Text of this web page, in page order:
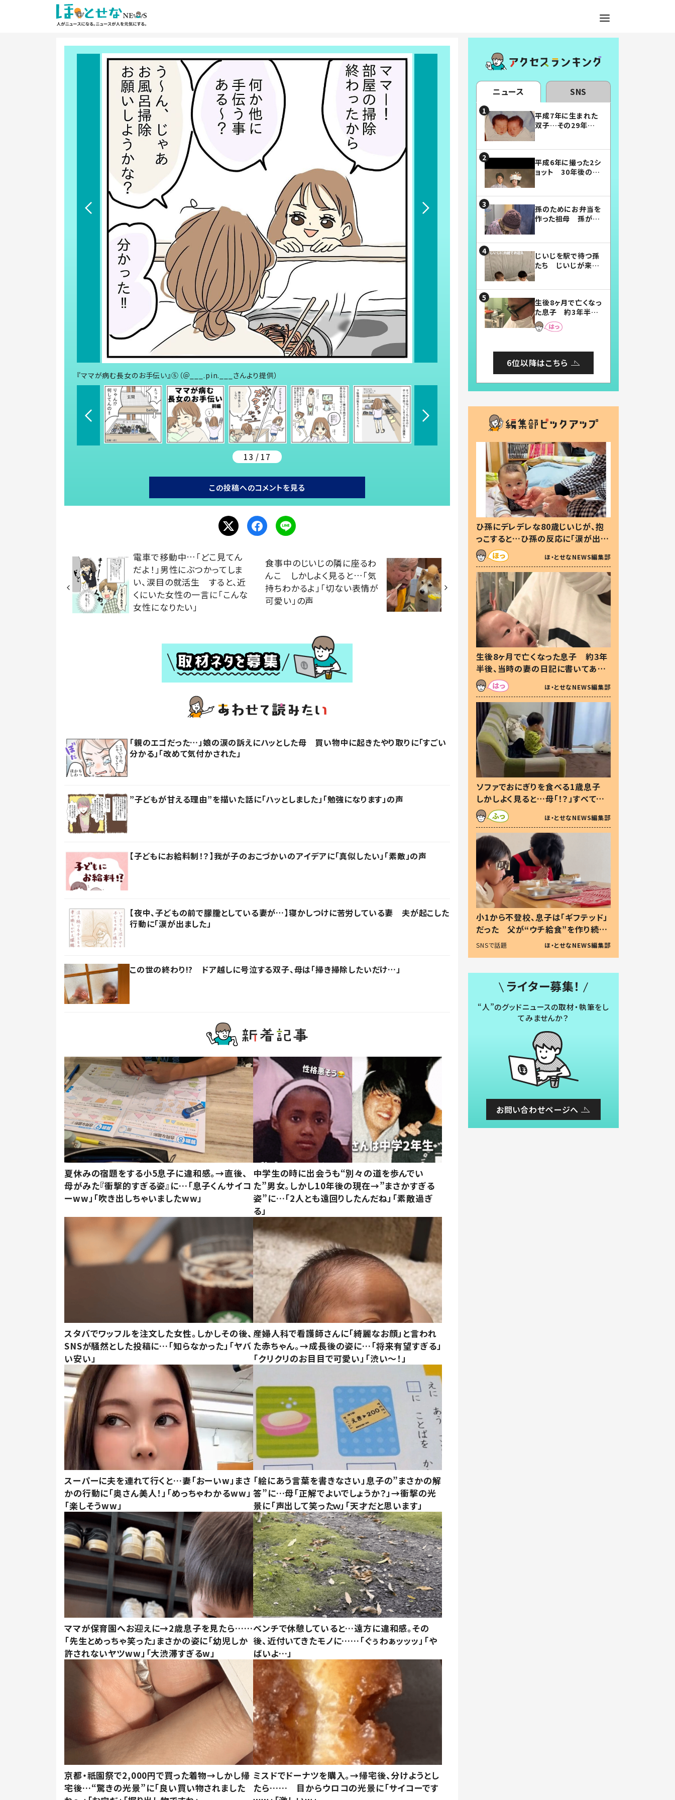
『ママが病む長女のお手伝い』⑤（＠___.pin.___さんより提供）
13 / 17
この投稿へのコメントを見る
電車で移動中…「どこ見てん
だよ！」男性にぶつかってしま
い、涙目の就活生 すると、近
くにいた女性の一言に「こんな
女性になりたい」
食事中のじいじの隣に座るわ
んこ しかしよく見ると…「気
持ちわかるよ」「切ない表情が
可愛い」の声
「親のエゴだった…」娘の涙の訴えにハッとした母 買い物中に起きたやり取りに「すごい
分かる」「改めて気付かされた」
”子どもが甘える理由”を描いた話に「ハッとしました」「勉強になります」の声
【子どもにお給料制！？】我が子のおこづかいのアイデアに「真似したい」「素敵」の声
【夜中、子どもの前で朦朧としている妻が…】寝かしつけに苦労している妻 夫が起こした
行動に「涙が出ました」
この世の終わり!? ドア越しに号泣する双子、母は「掃き掃除したいだけ…」
夏休みの宿題をする小5息子に違和感。→直後、
母がみた『衝撃的すぎる姿』に…「息子くんサイコ
ーww」「吹き出しちゃいましたww」
中学生の時に出会うも“別々の道を歩んでい
た”男女。しかし10年後の現在→”まさかすぎる
姿”に…「2人とも遠回りしたんだね」「素敵過ぎ
る」
スタバでワッフルを注文した女性。しかしその後、
SNSが騒然とした投稿に…「知らなかった」「ヤバ
い安い」
産婦人科で看護師さんに「綺麗なお顔」と言われ
た赤ちゃん。→成長後の姿に…「将来有望すぎる」
「クリクリのお目目で可愛い」「渋い～！」
スーパーに夫を連れて行くと…妻「おーいw」まさ
かの行動に「奥さん美人！」「めっちゃわかるww」
「楽しそうww」
「絵にあう言葉を書きなさい」息子の”まさかの解
答”に…母「正解でよいでしょうか？」→衝撃の光
景に「声出して笑ったｗ」「天才だと思います」
ママが保育園へお迎えに→2歳息子を見たら……
「先生とめっちゃ笑った」まさかの姿に「幼児しか
許されないヤツww」「大渋滞すぎるw」
ベンチで休憩していると…遠方に違和感。その
後、近付いてきたモノに……「ぐぅわぁッッッ」「や
ばいよ…」
京都・祇園祭で2,000円で買った着物→しかし帰
宅後…“驚きの光景”に「良い買い物されました
ミスドでドーナツを購入。→帰宅後、分けようとし
たら…… 目からウロコの光景に「サイコーです
ニュース SNS
平成7年に生まれた
双子…その29年後
平成6年に撮った2シ
ョット 30年後の姿
孫のためにお弁当を
作った祖母 孫が絶
じいじを駅で待つ孫
たち じいじが来た
まらない」「幸せにな
れる」
生後8ヶ月で亡くなっ
た息子 約3年半
後、当時の妻の日記
に書いてあった本音
6位以降はこちら
ひ孫にデレデレな80歳じいじが、抱
っこすると…ひ孫の反応に「涙が出ま
した」「可愛くて仕方ない」
ほ・とせなNEWS編集部
生後8ヶ月で亡くなった息子 約3年
半後、当時の妻の日記に書いてあっ
た本音とは
ほ・とせなNEWS編集部
ソファでおにぎりを食べる1歳息子
しかしよく見ると…母「！？」すべてを
察した母の投稿に「可愛いから許
す！」「現行犯〜」
ほ・とせなNEWS編集部
小1から不登校、息子は「ギフテッド」
だった 父が“ウチ給食”を作り続け
る理由とは #令和の親 #令和の子
SNSで話題 ほ・とせなNEWS編集部
ライター募集！
“人”のグッドニュースの取材・執筆をし
てみませんか？
お問い合わせページへ